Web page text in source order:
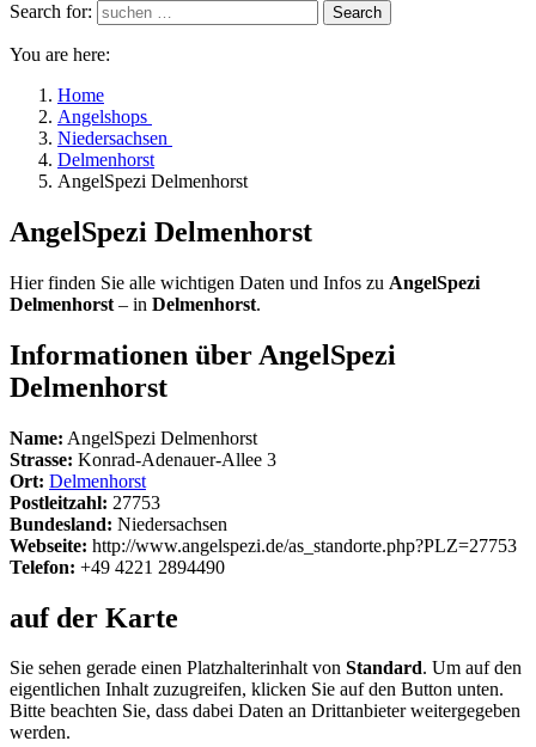
Search for:
Search
You are here:
Home
Angelshops
Niedersachsen
Delmenhorst
AngelSpezi Delmenhorst
AngelSpezi Delmenhorst
Hier finden Sie alle wichtigen Daten und Infos zu AngelSpezi
Delmenhorst – in Delmenhorst.
Informationen über AngelSpezi
Delmenhorst
Name: AngelSpezi Delmenhorst
Strasse: Konrad-Adenauer-Allee 3
Ort: Delmenhorst
Postleitzahl: 27753
Bundesland: Niedersachsen
Webseite: http://www.angelspezi.de/as_standorte.php?PLZ=27753
Telefon: +49 4221 2894490
auf der Karte
Sie sehen gerade einen Platzhalterinhalt von Standard. Um auf den
eigentlichen Inhalt zuzugreifen, klicken Sie auf den Button unten.
Bitte beachten Sie, dass dabei Daten an Drittanbieter weitergegeben
werden.